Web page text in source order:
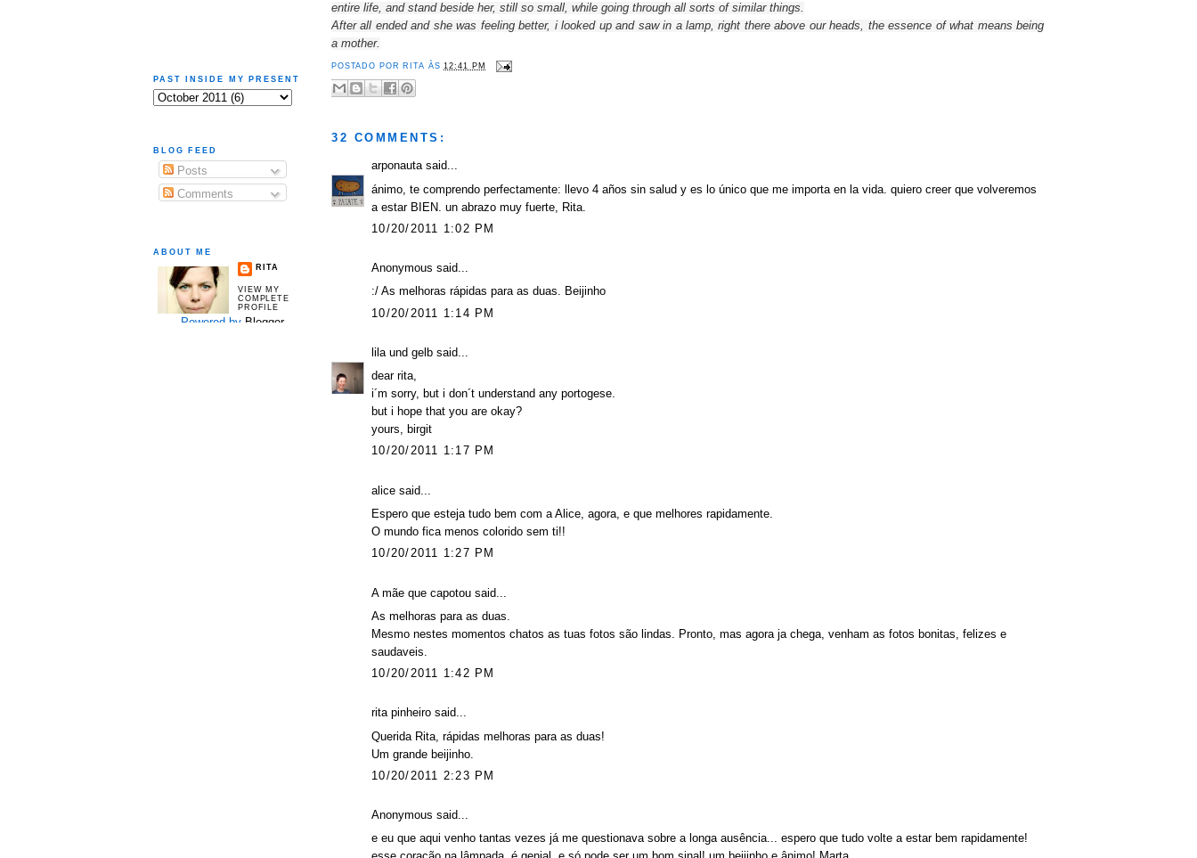
entire life, and stand beside her, still so small, while going through all sorts of similar things
After all ended and she was feeling better, i looked up and sawin a lamp, right there above our heads, the essence of what means being
a mother.
POSTADO POR RITA ÀS12:41 PM
32 COMMENTS:
arponautasaid...
ánimo, te comprendo perfectamente: llevo 4 años sin salud y es lo único que me importa en la vida. quiero creer que volveremos
a estar BIEN. un abrazo muy fuerte, Rita.
10/20/2011 1:02 PM
Anonymous said...
:/ As melhoras rápidas para as duas. Beijinho
10/20/2011 1:14 PM
lila und gelb said...
dear rita,
i´m sorry, but i don´t understand any portogese.
but i hope that you are okay?
yours, birgit
10/20/2011 1:17 PM
alice said...
Espero que esteja tudo bem com a Alice, agora, e que melhores rapidamente.
O mundo fica menos colorido sem ti!!
10/20/2011 1:27 PM
A mãe que capotou said...
As melhoras para as duas.
Mesmo nestes momentos chatos as tuas fotos são lindas. Pronto, mas agora ja chega, venham as fotos bonitas, felizes e
saudaveis.
10/20/2011 1:42 PM
rita pinheiro said...
Querida Rita, rápidas melhoras para as duas!
Um grande beijinho.
10/20/2011 2:23 PM
Anonymous said...
e eu que aqui venho tantas vezes já me questionava sobre a longa ausência... espero que tudo volte a estar bem rapidamente!
PAST INSIDE MY PRESENT
BLOG FEED
Posts
Comments
ABOUT ME
RITA
VIEW MY
COMPLETE
PROFILE
Powered by Blogger.